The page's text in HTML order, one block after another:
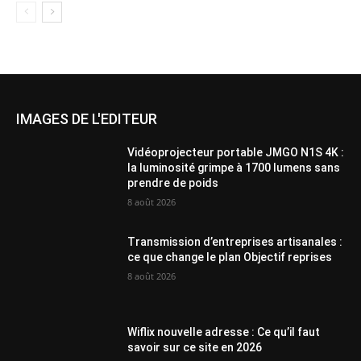
IMAGES DE L'EDITEUR
Vidéoprojecteur portable JMGO N1S 4K :
la luminosité grimpe à 1700 lumens sans
prendre de poids
8 août 2026
Transmission d’entreprises artisanales :
ce que change le plan Objectif reprises
8 août 2026
Wiflix nouvelle adresse : Ce qu’il faut
savoir sur ce site en 2026